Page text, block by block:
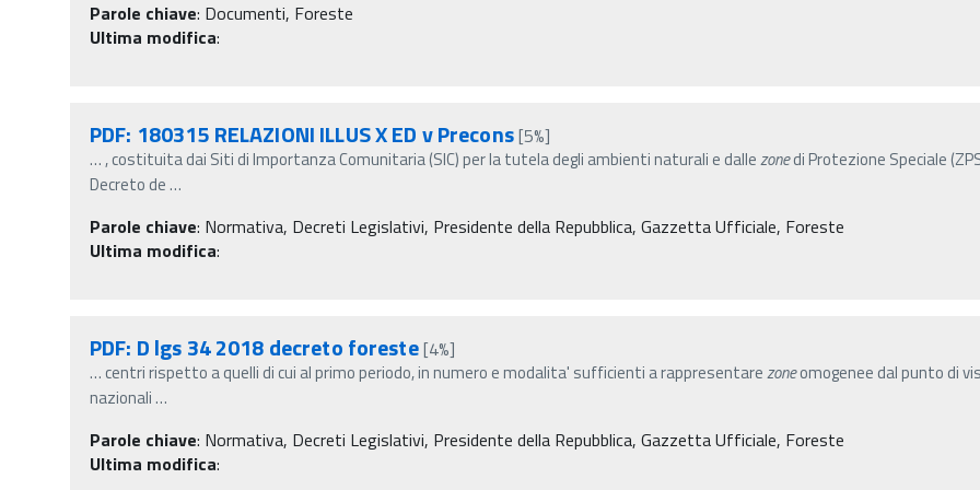
Parole chiave: Documenti, Foreste
Ultima modifica:
PDF: 180315 RELAZIONI ILLUS X ED v Precons[5%]
…, costituita dai Siti di Importanza Comunitaria (SIC) per la tutela degli ambienti naturali e dallezonedi Protezione Speciale
Decreto de…
Parole chiave: Normativa, Decreti Legislativi, Presidente della Repubblica, Gazzetta Ufficiale, Foreste
Ultima modifica:
PDF: D lgs 34 2018 decreto foreste[4%]
… centri rispetto a quelli di cui al primo periodo, in numero e modalita' sufficienti a rappresentarezoneomogenee dal punto di
nazionali…
Parole chiave: Normativa, Decreti Legislativi, Presidente della Repubblica, Gazzetta Ufficiale, Foreste
Ultima modifica: